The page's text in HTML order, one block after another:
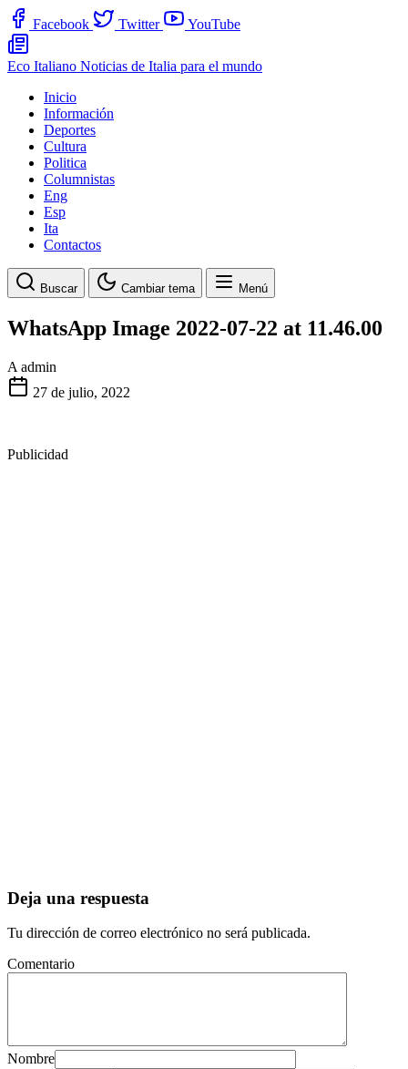
Facebook Twitter YouTube
Eco Italiano Noticias de Italia para el mundo
Inicio
Información
Deportes
Cultura
Politica
Columnistas
Eng
Esp
Ita
Contactos
Buscar Cambiar tema Menú
WhatsApp Image 2022-07-22 at 11.46.00
A admin
27 de julio, 2022
Publicidad
Deja una respuesta
Tu dirección de correo electrónico no será publicada.
Comentario
Nombre